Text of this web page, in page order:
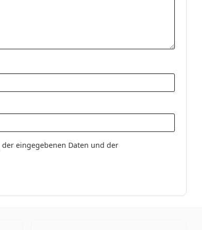
der eingegebenen Daten und der